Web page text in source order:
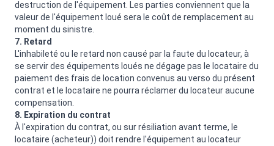
destruction de l'équipement. Les parties conviennent que la
valeur de l'équipement loué sera le coût de remplacement au
moment du sinistre.
7. Retard
L'inhabileté ou le retard non causé par la faute du locateur, à
se servir des équipements loués ne dégage pas le locataire du
paiement des frais de location convenus au verso du présent
contrat et le locataire ne pourra réclamer du locateur aucune
compensation.
8. Expiration du contrat
À l'expiration du contrat, ou sur résiliation avant terme, le
locataire (acheteur)) doit rendre l'équipement au locateur